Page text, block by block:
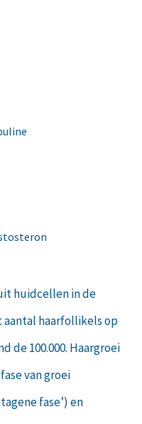
huidcellen in de
aantal haarfollikels op
de 100.000. Haargroei
van groei
fase’) en